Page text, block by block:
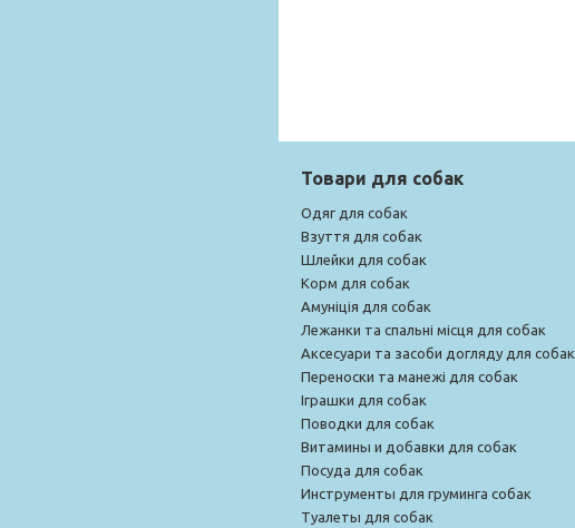
Товари для собак
Одяг для собак
Взуття для собак
Шлейки для собак
Корм для собак
Амуніція для собак
Лежанки та спальні місця для собак
Аксесуари та засоби догляду для собак
Переноски та манежі для собак
Іграшки для собак
Поводки для собак
Витамины и добавки для собак
Посуда для собак
Инструменты для груминга собак
Туалеты для собак